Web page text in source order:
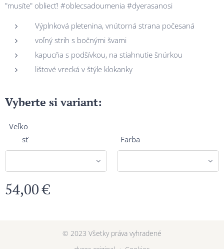
"musíte" obliecť! #oblecsadoumenia #dyerasanosi
Výplnková pletenina, vnútorná strana počesaná
voľný strih s bočnými švami
kapucňa s podšívkou, na stiahnutie šnúrkou
lištové vrecká v štýle klokanky
Vyberte si variant:
Veľko
sť
Farba
54,00€
© 2023 Všetky práva vyhradené